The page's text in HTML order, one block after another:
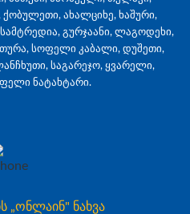
ახალციხე, ხაშური,
გურჯაანი, ლაგოდეხი,
სოფელი კაბალი, დუშეთი,
საგარეჯო, ყვარელი,
ნატახტარი.
„ონლაინ" ნახვა